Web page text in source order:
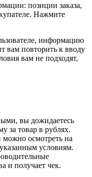
позиции заказа,
Нажмите
информацию
вам повторить к вводу
вам не подходят,
вы дожидаетесь
за товар в рублях.
можно осмотреть на
условиям.
и получает чек.